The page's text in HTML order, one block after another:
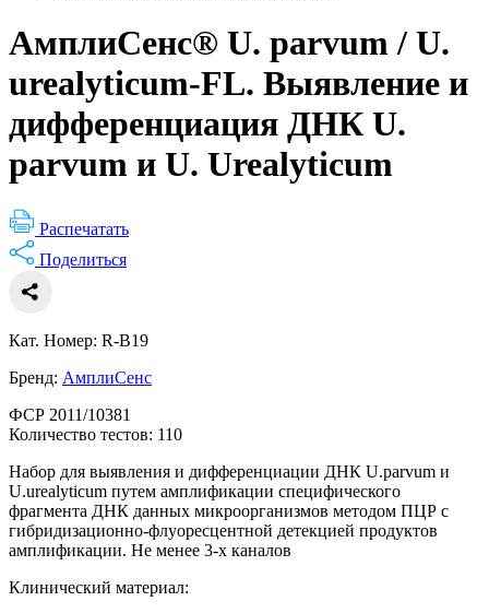
АмплиСенс® U. parvum / U.
urealyticum-FL. Выявление и
дифференциация ДНК U.
parvum и U. Urealyticum
Распечатать
Поделиться
Кат. Номер: R-B19
Бренд: АмплиСенс
ФСР 2011/10381
Количество тестов: 110
Набор для выявления и дифференциации ДНК U.parvum и
U.urealyticum путем амплификации специфического
фрагмента ДНК данных микроорганизмов методом ПЦР с
гибридизационно-флуоресцентной детекцией продуктов
амплификации. Не менее 3-х каналов
Клинический материал: